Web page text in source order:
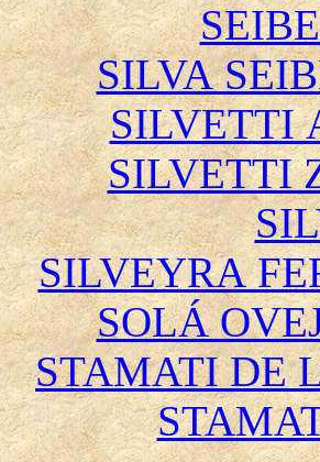
SILVA
SILVETTI
SILVETTI
SILVEYRA
SOLÁ
STAMATI DE